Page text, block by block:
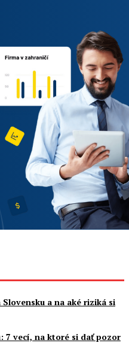
a na aké riziká si
7 vecí, na ktoré si dať pozor